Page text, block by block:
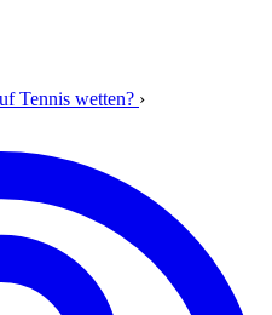
Tennis wetten? ›